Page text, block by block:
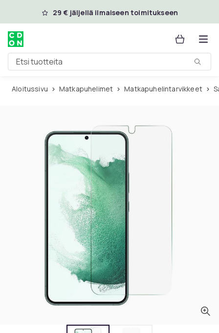
Ohita ja siirry pääsisältöön
29 € jäljellä ilmaiseen toimitukseen
Etsi tuotteita
Aloitussivu Matkapuhelimet Matkapuhelintarvikkeet